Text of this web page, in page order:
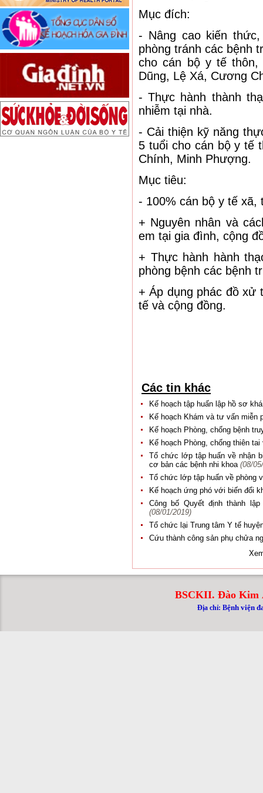
Mục đích:
- Nâng cao kiến
phòng tránh các bệnh
cho cán bộ y tế
Dũng, Lệ Xá, Cương
- Thực hành thành
nhiễm tại nhà.
- Cải thiện kỹ năng
5 tuổi cho cán bộ y tế
Chính, Minh Phượng.
Mục tiêu:
- 100% cán bộ y tế xã,
+ Nguyên nhân và
em tại gia đình, cộng
+ Thực hành hành
phòng bệnh các bệnh
+ Áp dụng phác đồ xử
tế và cộng đồng.
Các tin khác
Kế hoạch tập huấn lập hồ sơ
Kế hoạch Khám và tư vấn
Kế hoạch Phòng, chống bệnh
Kế hoạch Phòng, chống thiên
Tổ chức lớp tập huấn về nhận
cơ bản các bệnh nhi khoa (08/
Tổ chức lớp tập huấn về phòng
Kế hoạch ứng phó với biến đổi
Công bố Quyết định thành
(08/01/2019)
Tổ chức lại Trung tâm Y tế
Cứu thành công sản phụ chửa
BSCKII. Đào Kim
Địa chỉ: Bệnh viện